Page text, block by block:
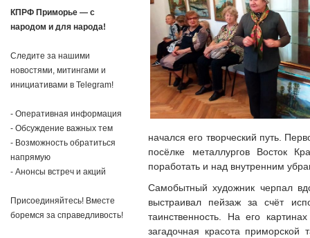
КПРФ Приморье — с
народом и для народа!
Следите за нашими
новостями, митингами и
инициативами в Telegram!
- Оперативная информация
- Обсуждение важных тем
- Возможность обратиться
напрямую
- Анонсы встреч и акций
Присоединяйтесь! Вместе
боремся за справедливость!
начался его творческий путь.
посёлке металлургов Восток
поработать и над внутренним
Самобытный художник черпал
выстраивал пейзаж за счёт
таинственность. На его
загадочная красота